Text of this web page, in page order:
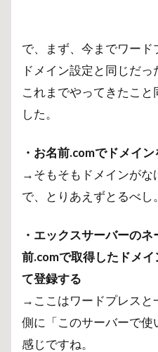
で、まず、今までワー
ドメイン設定と同じだっ
これまでやってきたこ
した。
・お名前.comでドメイ
→そもそもドメインがな
で、とりあえずとるべし。
・エックスサーバーの
前.comで取得したドメ
て登録する
→ここはワードプレスと
側に「このサーバーで使
感じですね。